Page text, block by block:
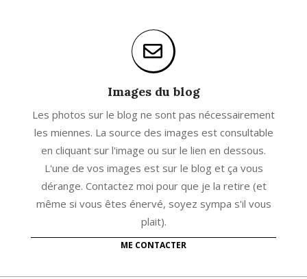
Images du blog
Les photos sur le blog ne sont pas nécessairement
les miennes. La source des images est consultable
en cliquant sur l'image ou sur le lien en dessous.
L'une de vos images est sur le blog et ça vous
dérange. Contactez moi pour que je la retire (et
même si vous êtes énervé, soyez sympa s'il vous
plait).
ME CONTACTER